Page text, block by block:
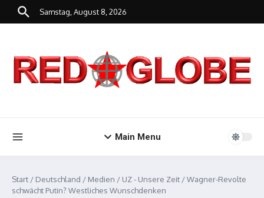
Zum Inhalt springen
Samstag, August 8, 2026
Main Menu
Start / Deutschland / Medien / UZ - Unsere Zeit /Wagner-Revolte
schwächt Putin? Westliches Wunschdenken